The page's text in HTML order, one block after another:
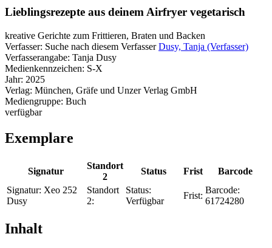
Lieblingsrezepte aus deinem Airfryer vegetarisch
kreative Gerichte zum Frittieren, Braten und Backen
Verfasser: Suche nach diesem Verfasser Dusy, Tanja (Verfasser)
Verfasserangabe: Tanja Dusy
Medienkennzeichen: S-X
Jahr: 2025
Verlag: München, Gräfe und Unzer Verlag GmbH
Mediengruppe: Buch
verfügbar
Exemplare
Signatur
Standort
2
Status Frist
Barcode
Signatur: Xeo 252
Dusy
Standort
2:
Status:
Verfügbar
Frist:
Barcode:
61724280
Inhalt